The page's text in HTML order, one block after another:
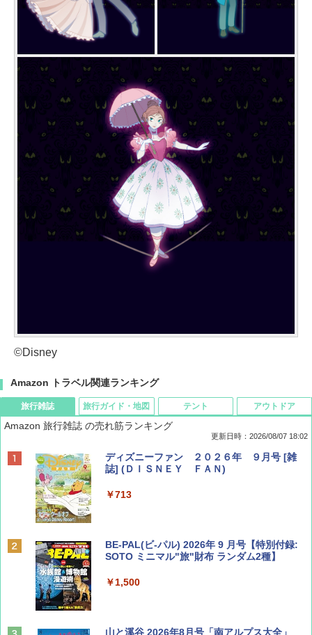
©Disney
Amazon トラベル関連ランキング
旅行雑誌
Amazon 旅行雑誌 の売れ筋ランキング
更新日時：2026/08/07 18:02
ディズニーファン ２０２６年 ９月号 [雑
誌] (ＤＩＳＮＥＹ ＦＡＮ)
￥713
BE-PAL(ビ-パル) 2026年 9 月号【特別付録:
SOTO ミニマル"旅"財布 ランダム2種】
￥1,500
山と溪谷 2026年8月号「南アルプス大全」
旅行ガイド・地図 テント アウトドア